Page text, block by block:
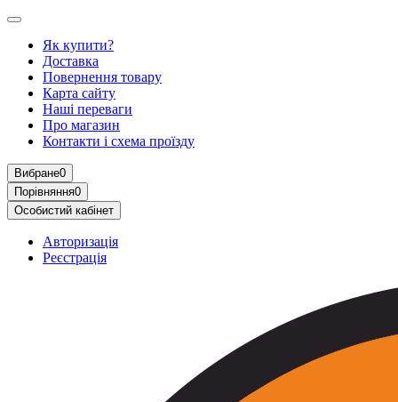
Як купити?
Доставка
Повернення товару
Карта сайту
Наші переваги
Про магазин
Контакти і схема проїзду
Вибране0
Порівняння0
Особистий кабінет
Авторизація
Реєстрація